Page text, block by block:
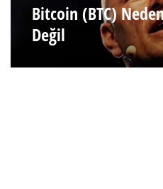
Bitcoin (BTC)
Değil